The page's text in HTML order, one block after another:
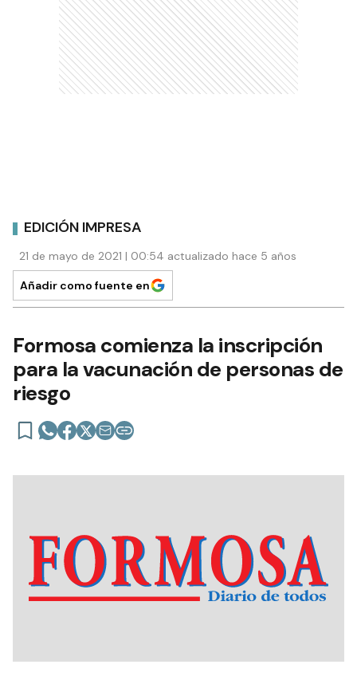
EDICIÓN IMPRESA
21 de mayo de 2021 | 00:54 actualizado hace 5 años
Añadir como fuente en
Formosa comienza la inscripción
para la vacunación de personas de
riesgo